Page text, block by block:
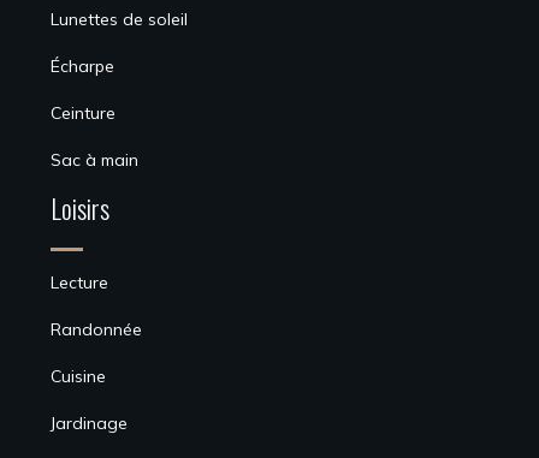
Lunettes de soleil
Écharpe
Ceinture
Sac à main
Loisirs
Lecture
Randonnée
Cuisine
Jardinage